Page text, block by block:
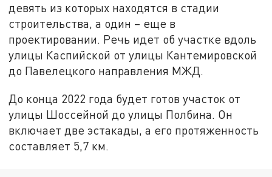
девять из которых находятся в стадии
строительства, а один – еще в
проектировании. Речь идет об участке вдоль
улицы Каспийской от улицы Кантемировской
до Павелецкого направления МЖД.
До конца 2022 года будет готов участок от
улицы Шоссейной до улицы Полбина. Он
включает две эстакады, а его протяженность
составляет 5,7 км.